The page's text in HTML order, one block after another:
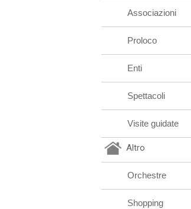
Associazioni
Proloco
Enti
Spettacoli
Visite guidate
Altro
Orchestre
Shopping